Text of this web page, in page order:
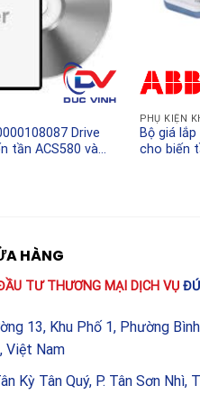
đầu ra.
thực tế của
FPBA-01 68469325
dụng mạng PROFIBUS DP
xuất thực phẩm và đồ uống:
công cụ: Tích hợp biến tần
vận hành.
công nghệ truyền thông
Drive
tần ACS580 và
PHỤ KIỆN
Bộ giá
cho biến
HÀNG
TƯ THƯƠNG MẠI DỊCH VỤ
13, Khu Phố 1, Phường
Việt Nam
Kỳ Tân Quý, P. Tân Sơn Nhì,